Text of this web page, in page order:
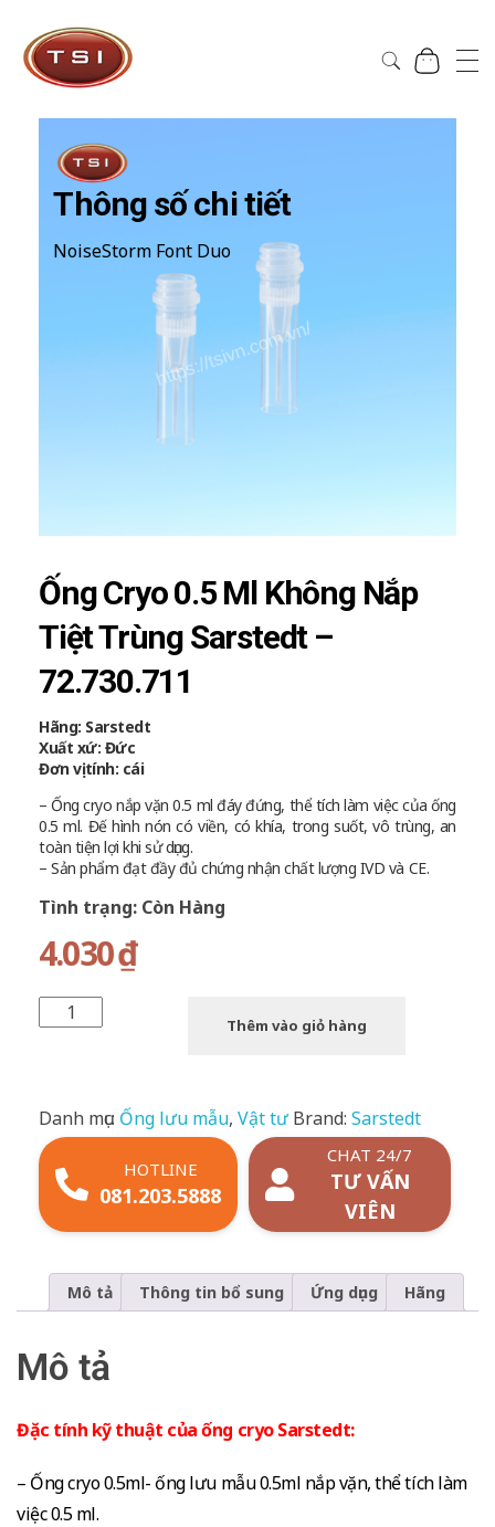
Tình trạng: Còn Hàng
Ống Cryo 0.5 Ml Không Nắp
Tiệt Trùng Sarstedt –
72.730.711
4.030₫
Hãng: Sarstedt
Xuất xứ: Đức
Đơn vị tính: cái
– Ống cryo nắp vặn 0.5 ml đáy đứng, thể tích làm việc của ống
0.5 ml. Đế hình nón có viền, có khía, trong suốt, vô trùng, an
toàn tiện lợi khi sử dụng.
– Sản phẩm đạt đầy đủ chứng nhận chất lượng IVD và CE.
Thêm vào giỏ hàng
HOTLINE
081.203.5888
CHAT 24/7
TƯ VẤN
VIÊN
Danh mục: Ống lưu mẫu, Vật tư Brand: Sarstedt
Mô tả Thông tin bổ sung Ứng dụng Hãng
Mô tả
Đặc tính kỹ thuật của ống cryo Sarstedt:
– Ống cryo 0.5ml- ống lưu mẫu 0.5ml nắp vặn, thể tích làm
việc 0.5 ml.